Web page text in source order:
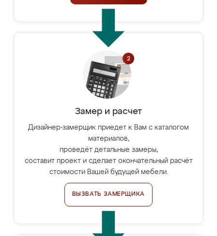
Замер и расчет
Дизайнер-замерщик приедет к Вам с каталогом
материалов,
проведёт детальные замеры,
составит проект и сделает окончательный расчёт
стоимости Вашей будущей мебели.
ВЫЗВАТЬ ЗАМЕРЩИКА